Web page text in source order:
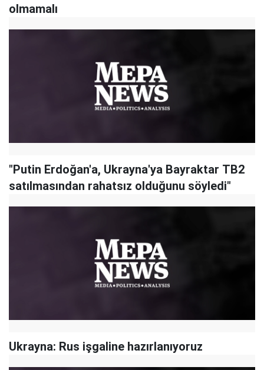
olmamalı
"Putin Erdoğan'a, Ukrayna'ya Bayraktar TB2
satılmasından rahatsız olduğunu söyledi"
Ukrayna: Rus işgaline hazırlanıyoruz